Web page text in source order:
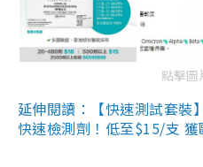
點擊圖
延伸閱讀：【快速測試套裝
快速檢測劑！低至$15/支